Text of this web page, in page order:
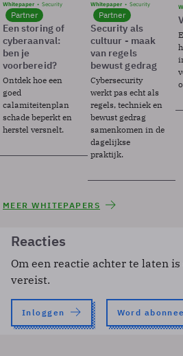
Whitepaper Security
Partner
Een storing of
cyberaanval:
ben je
voorbereid?
Ontdek hoe een
goed
calamiteitenplan
schade beperkt en
herstel versnelt.
Whitepaper Security
Partner
Security als
cultuur - maak
van regels
bewust gedrag
Cybersecurity
werkt pas echt als
regels, techniek en
bewust gedrag
samenkomen in de
dagelijkse
praktijk.
MEER WHITEPAPERS
Reacties
Om een reactie achter te laten
vereist.
Inloggen Word abonnee